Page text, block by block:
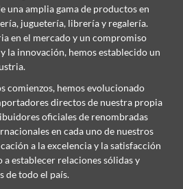
una amplia gama de productos en
juguetería, librería y regalería.
en el mercado y un compromiso
la innovación, hemos establecido un
comienzos, hemos evolucionado
directos de nuestra propia
oficiales de renombradas
en cada uno de nuestros
a la excelencia y la satisfacción
a establecer relaciones sólidas y
de todo el país.